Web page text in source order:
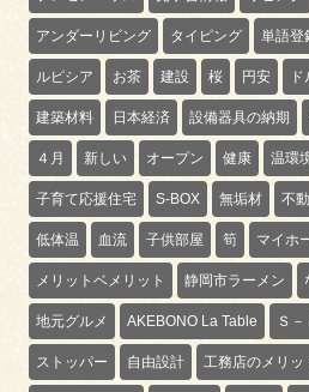
アンダーリビング タイピング 単語登
ルピシア お茶 建設 桜 円安
建築材料 日本経済 設備器具の納期
４月 新しい オープン 健康 温環
子育て応援住宅 S-BOX 無垢材 不
低体温 血流 子供部屋 筍 マイホ
メリットベメリット 静岡市ラーメン
地元グルメ AKEBONO La Table Ｓ－
ストッパー 自由設計 工務店のメリッ